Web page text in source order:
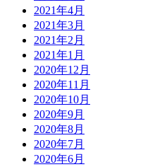
2021年4月
2021年3月
2021年2月
2021年1月
2020年12月
2020年11月
2020年10月
2020年9月
2020年8月
2020年7月
2020年6月